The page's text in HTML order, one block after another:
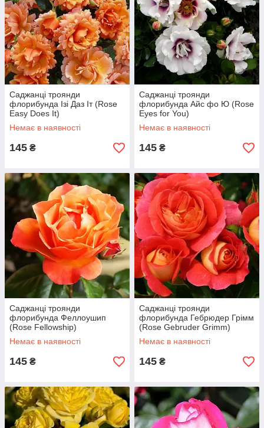
Саджанці троянди
флорибунда Ізі Даз Іт (Rose
Easy Does It)
Немає в наявності
145 ₴
Саджанці троянди
флорибунда Айс фо Ю (Rose
Eyes for You)
Немає в наявності
145 ₴
Саджанці троянди
флорибунда Феллоушип
(Rose Fellowship)
Немає в наявності
145 ₴
Саджанці троянди
флорибунда Гебрюдер Грімм
(Rose Gebruder Grimm)
Немає в наявності
145 ₴